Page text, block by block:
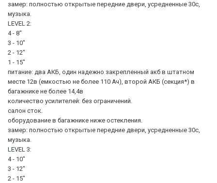
замер: полностью открытые передние двери, усредненные 30с,
музыка.
LEVEL 2:
4 - 8"
3 - 10"
2 - 12"
1 - 15"
питание: два АКБ, один надежно закрепленный акб в штатном
месте 12в (емкостью не более 110 Ач), второй АКБ (секция*) в
багажнике не более 14,4в
количество усилителей: без ограничений.
салон сток.
оборудование в багажнике ниже остекления.
замер: полностью открытые передние двери, усредненные 30с,
музыка.
LEVEL 3:
4 - 10"
3 - 12"
2 - 15"